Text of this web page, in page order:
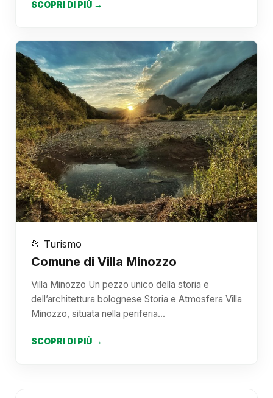
SCOPRI DI PIÙ →
📂 Turismo
Comune di Villa Minozzo
Villa Minozzo Un pezzo unico della storia e
dell’architettura bolognese Storia e Atmosfera Villa
Minozzo, situata nella periferia…
SCOPRI DI PIÙ →